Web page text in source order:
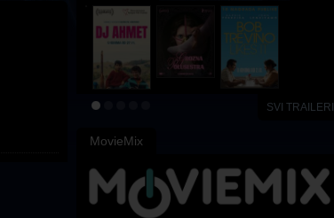
SVI TRAILERI
MovieMix